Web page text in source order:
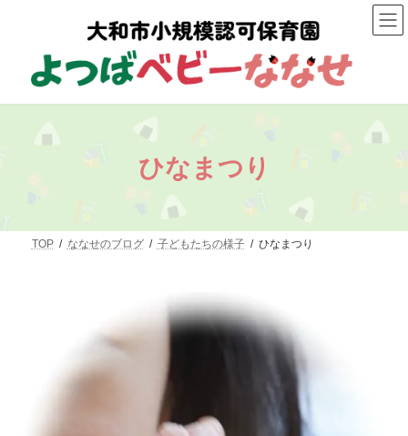
ス
ン
ひなまつり
TOP ななせのブログ 子どもたちの様子 ひなまつり